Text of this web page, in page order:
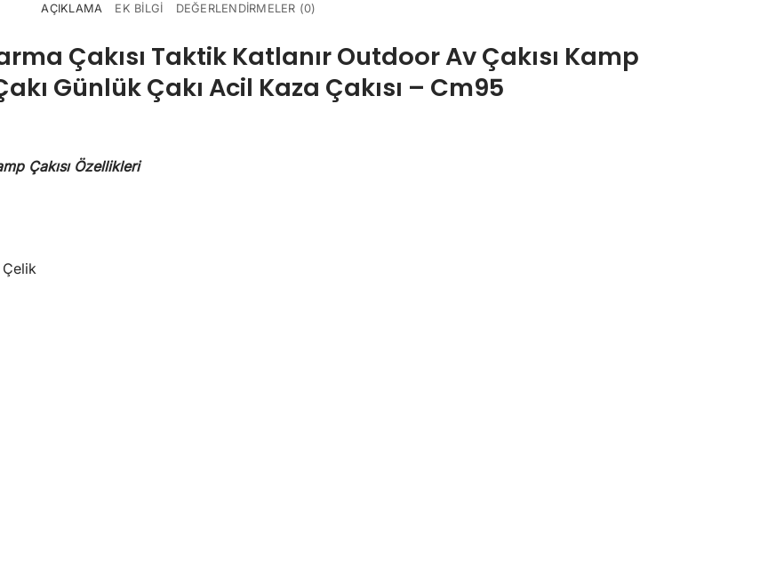
AÇIKLAMA EK BILGI DEĞERLENDIRMELER (0)
Çakısı Taktik Katlanır Outdoor Av Çakısı Kamp
Günlük Çakı Acil Kaza Çakısı – Cm95
Çakısı Özellikleri